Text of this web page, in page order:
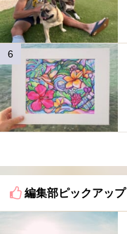
編集部ピックアップ